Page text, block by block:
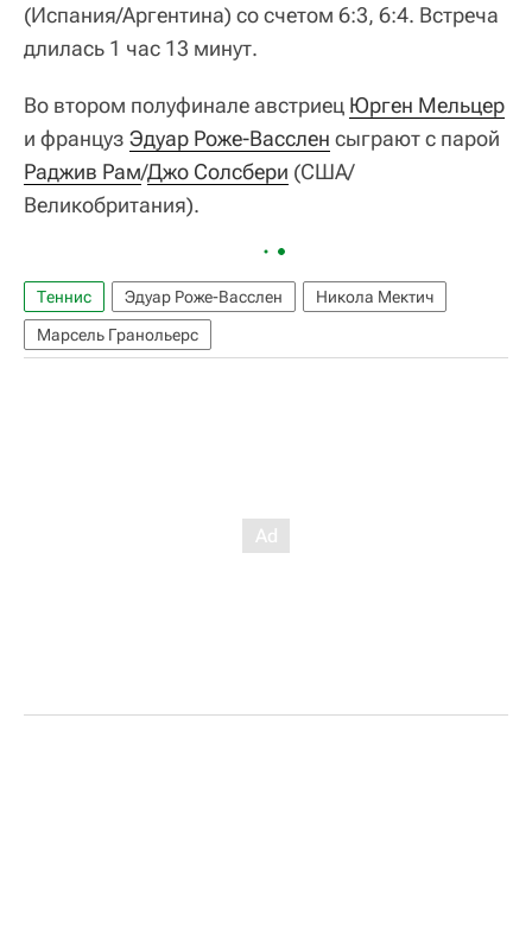
(Испания/Аргентина) со счетом 6:3, 6:4. Встреча
длилась 1 час 13 минут.
Во втором полуфинале австриец Юрген Мельцер
и француз Эдуар Роже-Васслен сыграют с парой
Раджив Рам/Джо Солсбери (США/
Великобритания).
Теннис Эдуар Роже-Васслен
Никола Мектич
Марсель Гранольерс